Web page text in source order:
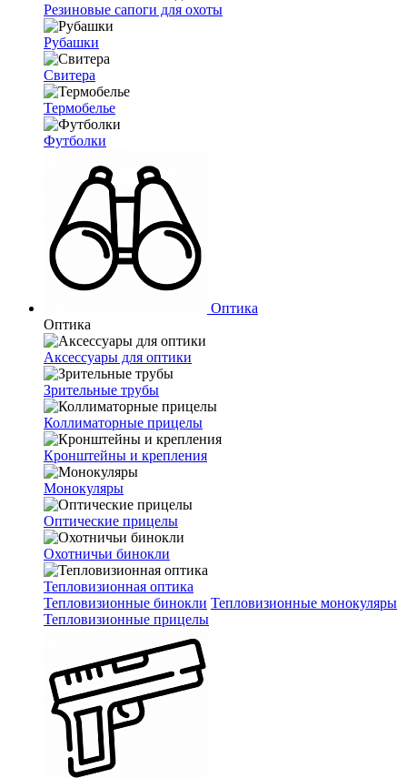
Резиновые сапоги для охоты
Рубашки
Свитера
Термобелье
Футболки
Оптика
Оптика
Аксессуары для оптики
Зрительные трубы
Коллиматорные прицелы
Кронштейны и крепления
Монокуляры
Оптические прицелы
Охотничьи бинокли
Тепловизионная оптика
Тепловизионные бинокли Тепловизионные монокуляры
Тепловизионные прицелы